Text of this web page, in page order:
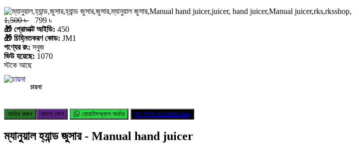
1,500 ৳
799 ৳
🎁 প্রোডাক্ট আইডি: 450
🎁 চিহ্নিতকরণ কোড: JM1
পণ্যের রং: সবুজ
ভিউ হয়েছে: 1070
স্টকে আছে
চায়না
অর্ডার করুন ব্যাগে যোগ হোয়াটসঅ্যাপ অর্ডার কল অর্ডার 01300550444
ম্যানুয়াল হ্যান্ড জুসার - Manual hand juicer